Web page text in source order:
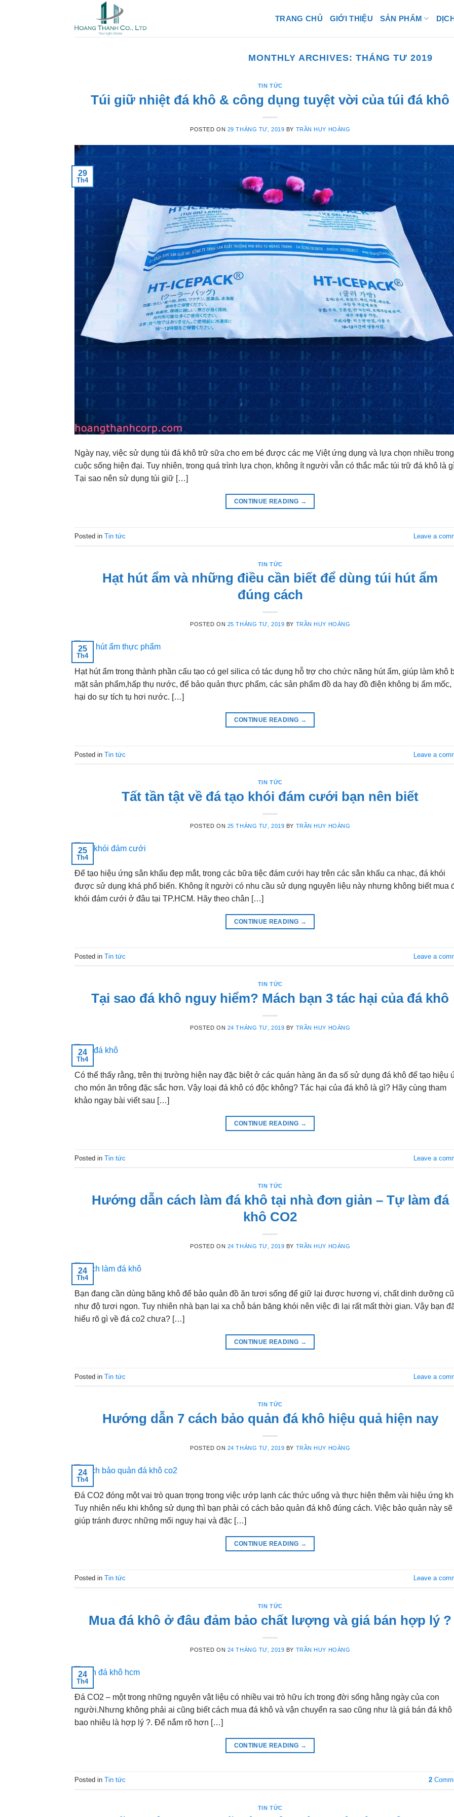
TRANG CHỦ GIỚI THIỆU SẢN PHẨM
MONTHLY ARCHIVES: THÁNG TƯ 2019
TIN TỨC
Túi giữ nhiệt đá khô & công dụng tuyệt vời của túi đá khô
POSTED ON 29 THÁNG TƯ, 2019 BY TRẦN HUY HOÀNG
29
Th4
Ngày nay, việc sử dụng túi đá khô trữ sữa cho em bé được các mẹ Việt ứng dụng và lựa chọn nhiều trong
cuộc sống hiện đại. Tuy nhiên, trong quá trình lựa chọn, không ít người vẫn có thắc mắc túi trữ đá khô là
Tại sao nên sử dụng túi giữ […]
CONTINUE READING →
Posted in Tin tức Leave a
TIN TỨC
Hạt hút ẩm và những điều cần biết để dùng túi hút ẩm
đúng cách
POSTED ON 25 THÁNG TƯ, 2019 BY TRẦN HUY HOÀNG
25
Th4
Hạt hút ẩm trong thành phần cấu tạo có gel silica có tác dụng hỗ trợ cho chức năng hút ẩm, giúp làm khô
mặt sản phẩm,hấp thụ nước, để bảo quản thực phẩm, các sản phẩm đồ da hay đồ điện không bị ẩm mốc,
hại do sự tích tụ hơi nước. […]
CONTINUE READING →
Posted in Tin tức Leave a
TIN TỨC
Tất tần tật về đá tạo khói đám cưới bạn nên biết
POSTED ON 25 THÁNG TƯ, 2019 BY TRẦN HUY HOÀNG
25
Th4
Để tạo hiệu ứng sân khấu đẹp mắt, trong các bữa tiệc đám cưới hay trên các sân khấu ca nhạc, đá khói
được sử dụng khá phổ biến. Không ít người có nhu cầu sử dụng nguyên liệu này nhưng không biết mua
khói đám cưới ở đâu tại TP.HCM. Hãy theo chân […]
CONTINUE READING →
Posted in Tin tức Leave a
TIN TỨC
Tại sao đá khô nguy hiểm? Mách bạn 3 tác hại của đá khô
POSTED ON 24 THÁNG TƯ, 2019 BY TRẦN HUY HOÀNG
24
Th4
Có thể thấy rằng, trên thị trường hiện nay đặc biệt ở các quán hàng ăn đa số sử dụng đá khô để tạo hiệu
cho món ăn trông đặc sắc hơn. Vậy loại đá khô có độc không? Tác hại của đá khô là gì? Hãy cùng tham
khảo ngay bài viết sau […]
CONTINUE READING →
Posted in Tin tức Leave a
TIN TỨC
Hướng dẫn cách làm đá khô tại nhà đơn giản – Tự làm đá
khô CO2
POSTED ON 24 THÁNG TƯ, 2019 BY TRẦN HUY HOÀNG
24
Th4
Bạn đang cần dùng băng khô để bảo quản đồ ăn tươi sống để giữ lại được hương vị, chất dinh dưỡng
như độ tươi ngon. Tuy nhiên nhà bạn lại xa chỗ bán băng khói nên việc đi lại rất mất thời gian. Vậy bạn
hiểu rõ gì về đá co2 chưa? […]
CONTINUE READING →
Posted in Tin tức Leave a
TIN TỨC
Hướng dẫn 7 cách bảo quản đá khô hiệu quả hiện nay
POSTED ON 24 THÁNG TƯ, 2019 BY TRẦN HUY HOÀNG
24
Th4
Đá CO2 đóng một vai trò quan trọng trong việc ướp lạnh các thức uống và thực hiện thêm vài hiệu ứng
Tuy nhiên nếu khi không sử dụng thì bạn phải có cách bảo quản đá khô đúng cách. Việc bảo quản này sẽ
giúp tránh được những mối nguy hại và đặc […]
CONTINUE READING →
Posted in Tin tức Leave a
TIN TỨC
Mua đá khô ở đâu đảm bảo chất lượng và giá bán hợp lý ?
POSTED ON 24 THÁNG TƯ, 2019 BY TRẦN HUY HOÀNG
24
Th4
Đá CO2 – một trong những nguyên vật liệu có nhiều vai trò hữu ích trong đời sống hằng ngày của con
người.Nhưng không phải ai cũng biết cách mua đá khô và vận chuyển ra sao cũng như là giá bán đá khô
bao nhiêu là hợp lý ?. Để nắm rõ hơn […]
CONTINUE READING →
Posted in Tin tức 2
TIN TỨC